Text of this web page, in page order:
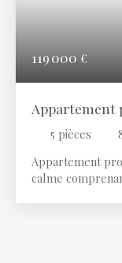
119 000 €
Appartement
5 pièces
Appartement
calme